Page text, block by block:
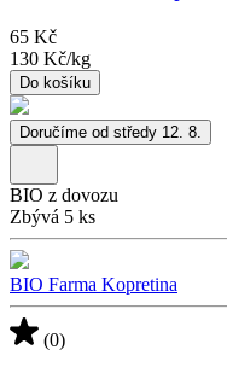
65 Kč
130 Kč/kg
Do košíku
Doručíme od středy 12. 8.
BIO z dovozu
Zbývá 5 ks
BIO Farma Kopretina
(0)